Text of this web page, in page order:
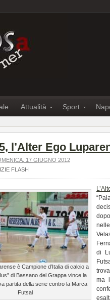
Attualità Sport
l’Alter Ego
17 GIUGNO 2012
FLASH
è Campione d’Italia di calcio a
di Bassano del Grappa vince la
partita della serie contro la Marca
Futsal
di
ma